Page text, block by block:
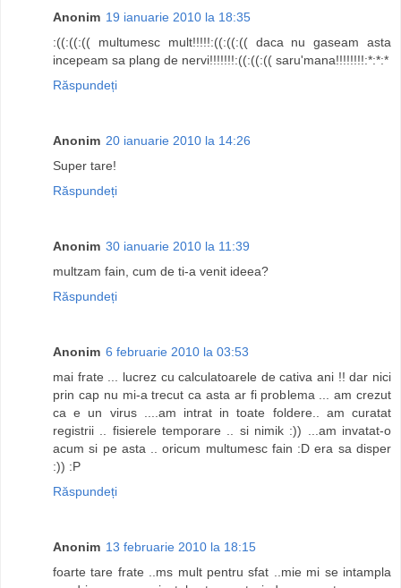
Anonim 19 ianuarie 2010 la 18:35
:((:((:(( multumesc mult!!!!!:((:((:(( daca nu gaseam asta
incepeam sa plang de nervi!!!!!!!:((:((:(( saru'mana!!!!!!!!:*:*:*
Răspundeți
Anonim 20 ianuarie 2010 la 14:26
Super tare!
Răspundeți
Anonim 30 ianuarie 2010 la 11:39
multzam fain, cum de ti-a venit ideea?
Răspundeți
Anonim 6 februarie 2010 la 03:53
mai frate ... lucrez cu calculatoarele de cativa ani !! dar nici
prin cap nu mi-a trecut ca asta ar fi problema ... am crezut
ca e un virus ....am intrat in toate foldere.. am curatat
registrii .. fisierele temporare .. si nimik :)) ...am invatat-o
acum si pe asta .. oricum multumesc fain :D era sa disper
:)) :P
Răspundeți
Anonim 13 februarie 2010 la 18:15
foarte tare frate ..ms mult pentru sfat ..mie mi se intampla